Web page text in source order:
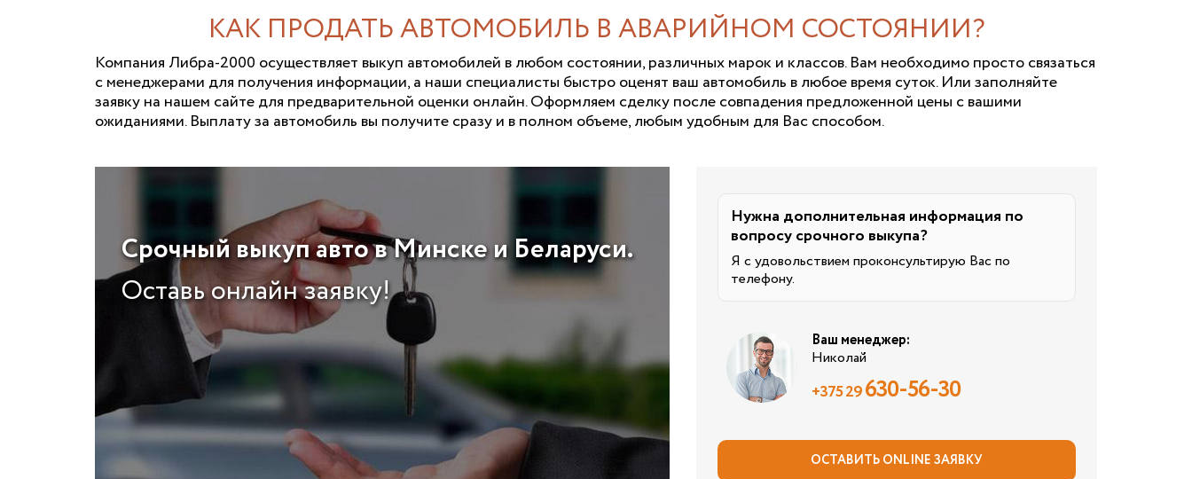
КАК ПРОДАТЬ АВТОМОБИЛЬ В АВАРИЙНОМ СОСТОЯНИИ?
Компания Либра-2000 осуществляет выкуп автомобилей в любом состоянии, различных марок и классов. Вам необходимо просто связаться
с менеджерами для получения информации, а наши специалисты быстро оценят ваш автомобиль в любое время суток. Или заполняйте
заявку на нашем сайте для предварительной оценки онлайн. Оформляем сделку после совпадения предложенной цены с вашими
ожиданиями. Выплату за автомобиль вы получите сразу и в полном объеме, любым удобным для Вас способом.
Срочный выкуп авто в Минске и Беларуси.
Оставь онлайн заявку!
Нужна дополнительная информация по
вопросу срочного выкупа?
Я с удовольствием проконсультирую Вас по
телефону.
Ваш менеджер:
Николай
+375 29630-56-30
ОСТАВИТЬ ONLINE ЗАЯВКУ